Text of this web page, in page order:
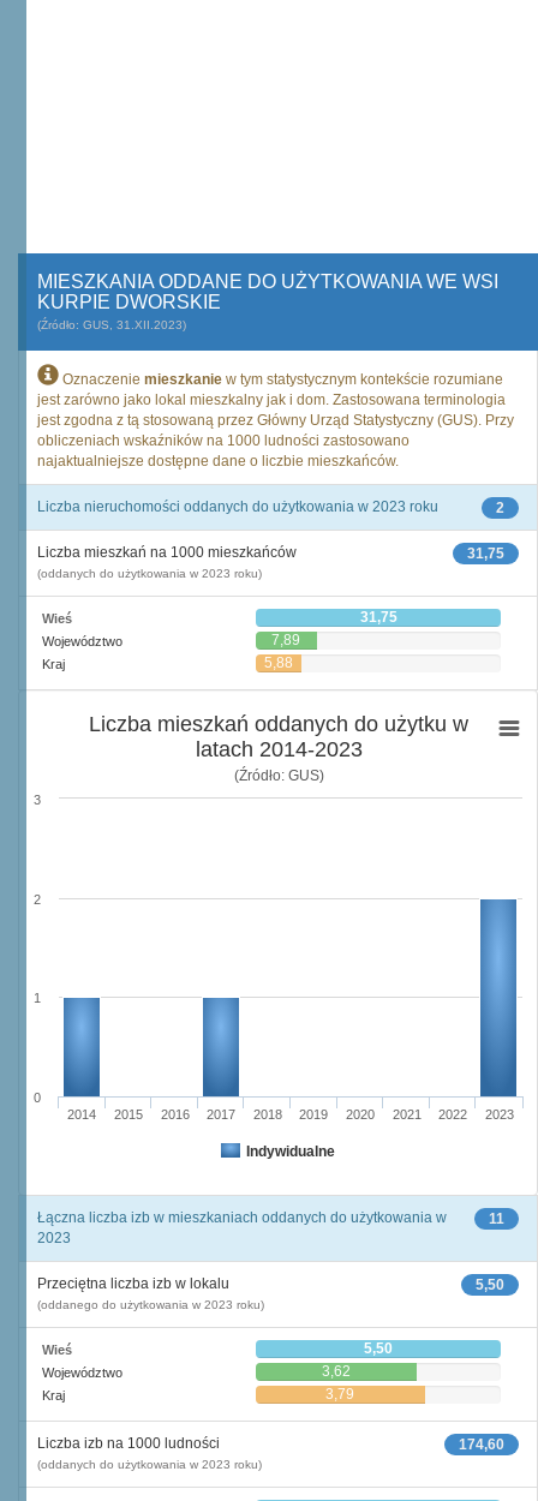
MIESZKANIA ODDANE DO UŻYTKOWANIA WE WSI
KURPIE DWORSKIE
(Źródło: GUS, 31.XII.2023)
Oznaczenie mieszkanie w tym statystycznym kontekście rozumiane
jest zarówno jako lokal mieszkalny jak i dom. Zastosowana terminologia
jest zgodna z tą stosowaną przez Główny Urząd Statystyczny (GUS). Przy
obliczeniach wskaźników na 1000 ludności zastosowano
najaktualniejsze dostępne dane o liczbie mieszkańców.
2
Liczba nieruchomości oddanych do użytkowania w 2023 roku
31,75
Liczba mieszkań na 1000 mieszkańców
(oddanych do użytkowania w 2023 roku)
Wieś 31,75
Województwo 7,89
Kraj 5,88
Liczba mieszkań oddanych do użytku w
latach 2014-2023
(Źródło: GUS)
Indywidualne
2014 2015 2016 2017 2018 2019 2020 2021 2022 2023
0
1
2
3
11
Łączna liczba izb w mieszkaniach oddanych do użytkowania w
2023
5,50
Przeciętna liczba izb w lokalu
(oddanego do użytkowania w 2023 roku)
Wieś 5,50
Województwo 3,62
Kraj 3,79
174,60
Liczba izb na 1000 ludności
(oddanych do użytkowania w 2023 roku)